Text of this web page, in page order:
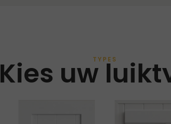
TYPES
Kies uw